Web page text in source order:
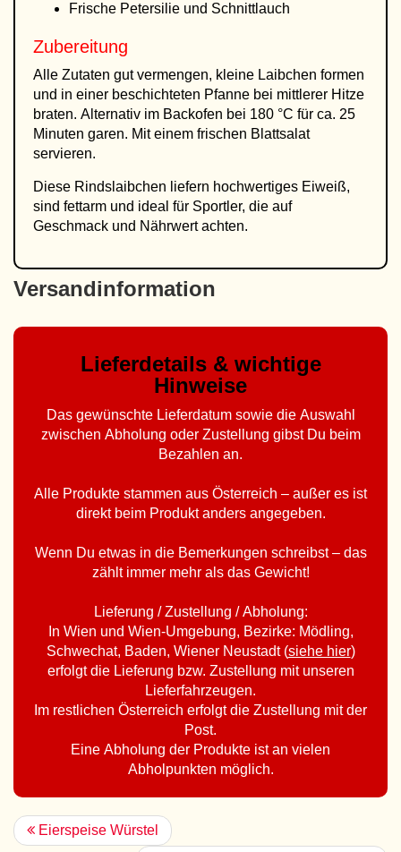
Frische Petersilie und Schnittlauch
Zubereitung
Alle Zutaten gut vermengen, kleine Laibchen formen
und in einer beschichteten Pfanne bei mittlerer Hitze
braten. Alternativ im Backofen bei 180 °C für ca. 25
Minuten garen. Mit einem frischen Blattsalat
servieren.
Diese Rindslaibchen liefern hochwertiges Eiweiß,
sind fettarm und ideal für Sportler, die auf
Geschmack und Nährwert achten.
Versandinformation
Lieferdetails & wichtige
Hinweise
Das gewünschte Lieferdatum sowie die Auswahl
zwischen Abholung oder Zustellung gibst Du beim
Bezahlen an.
Alle Produkte stammen aus Österreich – außer es ist
direkt beim Produkt anders angegeben.
Wenn Du etwas in die Bemerkungen schreibst – das
zählt immer mehr als das Gewicht!
Lieferung / Zustellung / Abholung:
In Wien und Wien-Umgebung, Bezirke: Mödling,
Schwechat, Baden, Wiener Neustadt (siehe hier)
erfolgt die Lieferung bzw. Zustellung mit unseren
Lieferfahrzeugen.
Im restlichen Österreich erfolgt die Zustellung mit der
Post.
Eine Abholung der Produkte ist an vielen
Abholpunkten möglich.
Eierspeise Würstel